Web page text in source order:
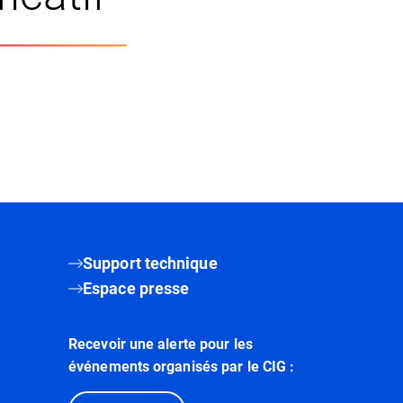
Support technique
Espace presse
Recevoir une alerte pour les
événements organisés par le CIG :